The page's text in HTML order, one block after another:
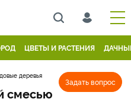
ЦВЕТЫ И РАСТЕНИЯ
Задать вопрос
деревья
смесью